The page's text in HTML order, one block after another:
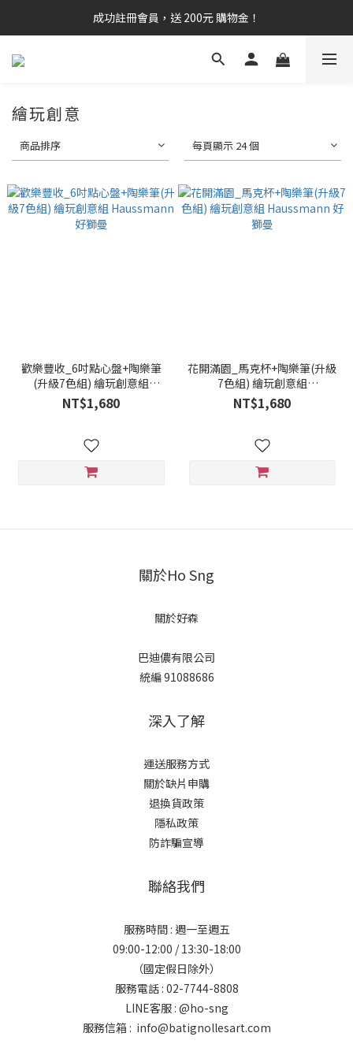
成功註冊會員，送 200元 購物金！
繪玩創意
商品排序 每頁顯示 24 個
歡樂豐收_6吋點心盤+陶樂筆
(升級7色組) 繪玩創意組
Haussmann 好獅曼
NT$1,680
花開滿園_馬克杯+陶樂筆(升級
7色組) 繪玩創意組
Haussmann 好獅曼
NT$1,680
關於Ho Sng
關於好森
巴迪儂有限公司
統編 91088686
深入了解
運送服務方式
關於缺片申購
退換貨政策
隱私政策
防詐騙宣導
聯絡我們
服務時間 : 週一至週五
09:00-12:00 / 13:30-18:00
（國定假日除外）
服務電話 : 02-7744-8808
LINE客服 : @ho-sng
服務信箱 : info@batignollesart.com